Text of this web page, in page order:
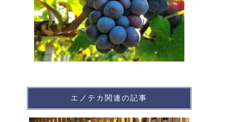
エノテカ関連の記事